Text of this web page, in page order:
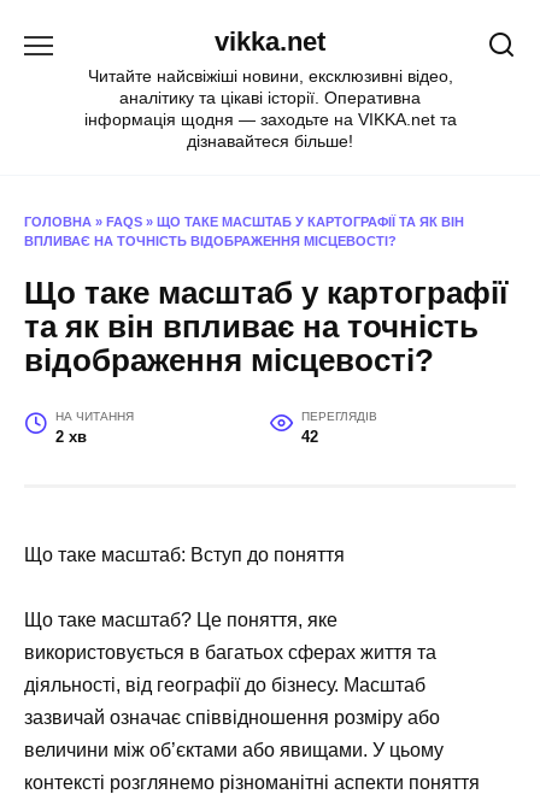
vikka.net
Читайте найсвіжіші новини, ексклюзивні відео,
аналітику та цікаві історії. Оперативна
інформація щодня — заходьте на VIKKA.net та
дізнавайтеся більше!
ГОЛОВНА » FAQS » ЩО ТАКЕ МАСШТАБ У КАРТОГРАФІЇ ТА ЯК ВІН
ВПЛИВАЄ НА ТОЧНІСТЬ ВІДОБРАЖЕННЯ МІСЦЕВОСТІ?
Що таке масштаб у картографії
та як він впливає на точність
відображення місцевості?
НА ЧИТАННЯ
2 хв
ПЕРЕГЛЯДІВ
42
Що таке масштаб: Вступ до поняття
Що таке масштаб? Це поняття, яке
використовується в багатьох сферах життя та
діяльності, від географії до бізнесу. Масштаб
зазвичай означає співвідношення розміру або
величини між об’єктами або явищами. У цьому
контексті розглянемо різноманітні аспекти поняття